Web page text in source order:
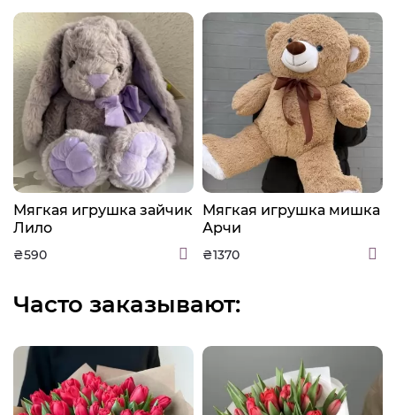
Мягкая игрушка зайчик
Лило
₴590
Мягкая игрушка мишка
Арчи
₴1370
Часто заказывают: